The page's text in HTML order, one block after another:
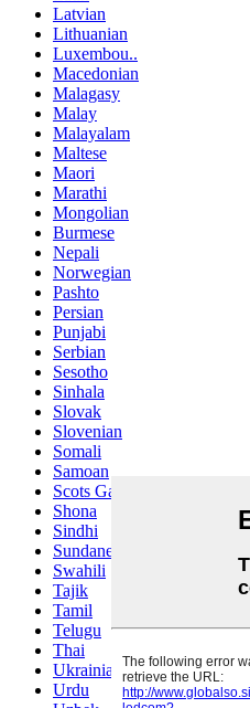
Latvian
Lithuanian
Luxembou..
Macedonian
Malagasy
Malay
Malayalam
Maltese
Maori
Marathi
Mongolian
Burmese
Nepali
Norwegian
Pashto
Persian
Punjabi
Serbian
Sesotho
Sinhala
Slovak
Slovenian
Somali
Samoan
Scots Gaelic
Shona
Sindhi
Sundanese
Swahili
Tajik
Tamil
Telugu
Thai
Ukrainian
Urdu